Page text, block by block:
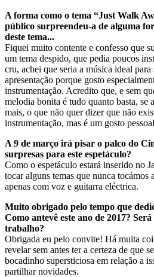
A forma como o tema “Just Walk
público surpreendeu-a de alguma
deste tema...
Fiquei muito contente e confesso que
um tema despido, que pedia poucos
cru, achei que seria a música ideal
apresentação porque gosto
instrumentação. Acredito que, e sem
melodia bonita é tudo quanto basta, se
mais, o que não quer dizer que não
instrumentação, mas é um gosto
A 9 de março irá pisar o palco do
surpresas para este espetáculo?
Como o espetáculo estará inserido no
tocar alguns temas que nunca tocámos
apenas com voz e guitarra eléctrica.
Muito obrigado pelo tempo que
Como antevê este ano de 2017?
trabalho?
Obrigada eu pelo convite! Há muita
revelar sem antes ter a certeza de que
bocadinho supersticiosa em relação a
partilhar novidades.